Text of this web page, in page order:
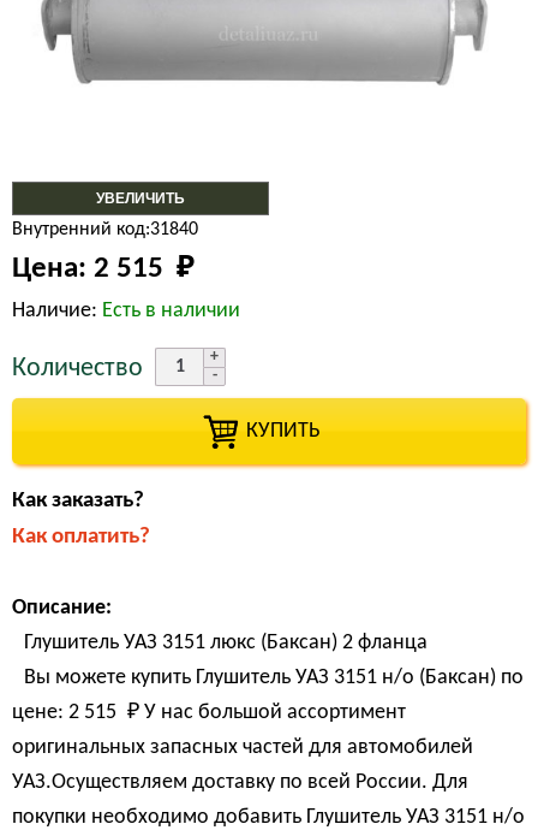
УВЕЛИЧИТЬ
Внутренний код:31840
Цена: 2 515 ₽
Наличие: Есть в наличии
Количество
КУПИТЬ
Как заказать?
Как оплатить?
Описание:
Глушитель УАЗ 3151 люкс (Баксан) 2 фланца
Вы можете купить Глушитель УАЗ 3151 н/о (Баксан) по
цене: 2 515 ₽ У нас большой ассортимент
оригинальных запасных частей для автомобилей
УАЗ.Осуществляем доставку по всей России. Для
покупки необходимо добавить Глушитель УАЗ 3151 н/о